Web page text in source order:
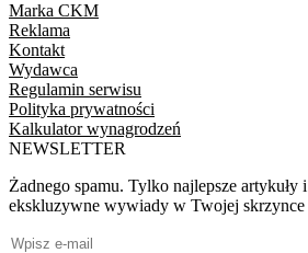
Marka CKM
Reklama
Kontakt
Wydawca
Regulamin serwisu
Polityka prywatności
Kalkulator wynagrodzeń
NEWSLETTER
Żadnego spamu. Tylko najlepsze
ekskluzywne wywiady w Twojej skrzynce